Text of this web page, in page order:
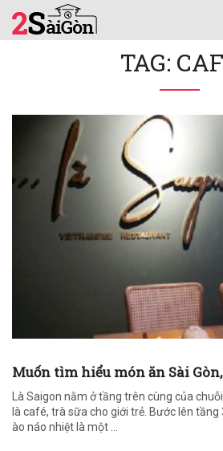
TAG:
Muốn tìm hiểu món ăn Sài
Là Saigon nằm ở tầng trên cùng của
là café, trà sữa cho giới trẻ. Bước lên
ào náo nhiệt là một ...